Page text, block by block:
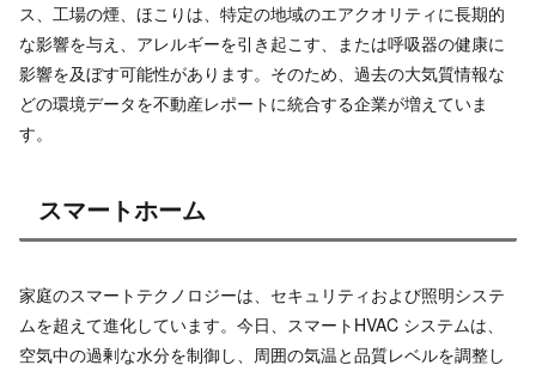
ス、工場の煙、ほこりは、特定の地域のエアクオリティに長期的
な影響を与え、アレルギーを引き起こす、または呼吸器の健康に
影響を及ぼす可能性があります。そのため、過去の大気質情報な
どの環境データを不動産レポートに統合する企業が増えていま
す。
スマートホーム
家庭のスマートテクノロジーは、セキュリティおよび照明システ
ムを超えて進化しています。今日、スマートHVAC システムは、
空気中の過剰な水分を制御し、周囲の気温と品質レベルを調整し